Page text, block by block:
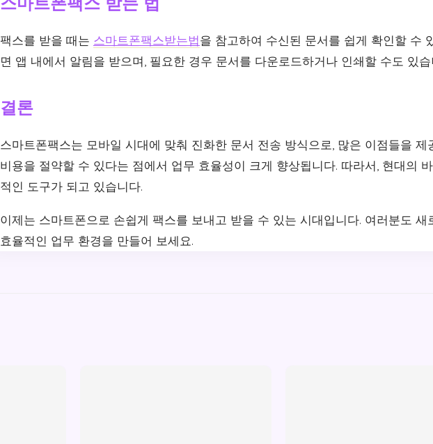
팩스를 받을 때는 스마트폰팩스받는법을 참고하여 수신된 문서를 쉽게 확인할 수
면 앱 내에서 알림을 받으며, 필요한 경우 문서를 다운로드하거나 인쇄할 수도 있습
결론
스마트폰팩스는 모바일 시대에 맞춰 진화한 문서 전송 방식으로, 많은 이점들을 제
비용을 절약할 수 있다는 점에서 업무 효율성이 크게 향상됩니다. 따라서, 현대의
적인 도구가 되고 있습니다.
이제는 스마트폰으로 손쉽게 팩스를 보내고 받을 수 있는 시대입니다. 여러분도 새
효율적인 업무 환경을 만들어 보세요.